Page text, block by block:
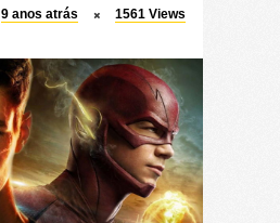
9 anos atrás 1561 Views